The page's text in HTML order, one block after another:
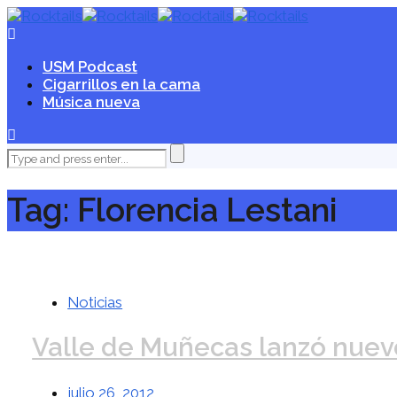
USM Podcast
Cigarrillos en la cama
Música nueva
Tag: Florencia Lestani
Noticias
Valle de Muñecas lanzó
julio 26, 2012